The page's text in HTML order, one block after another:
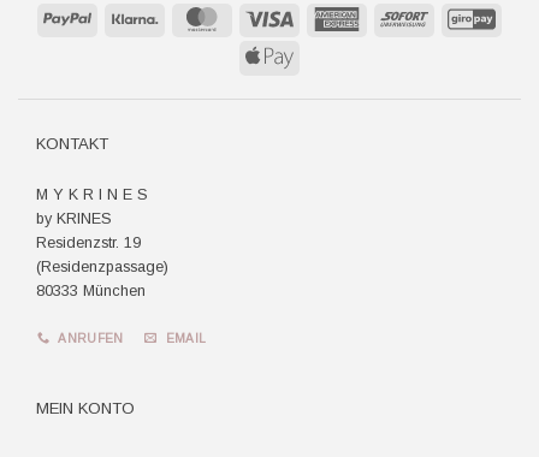
PayPal Klarna MasterCardVisa
AmericanSofort
Apple
KONTAKT
M Y K R I N E S
by KRINES
Residenzstr. 19
(Residenzpassage)
80333 München
ANRUFEN EMAIL
MEIN KONTO